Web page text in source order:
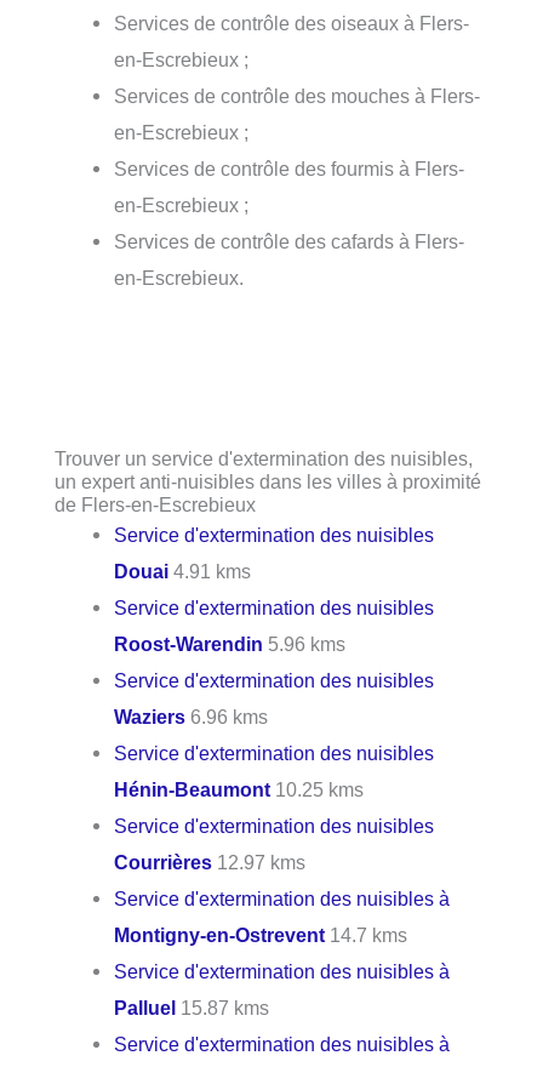
Services de contrôle des oiseaux à Flers-
en-Escrebieux ;
Services de contrôle des mouches à Flers-
en-Escrebieux ;
Services de contrôle des fourmis à Flers-
en-Escrebieux ;
Services de contrôle des cafards à Flers-
en-Escrebieux.
Trouver un service d'extermination des nuisibles,
un expert anti-nuisibles dans les villes à proximité
de Flers-en-Escrebieux
Service d'extermination des nuisibles
Douai 4.91 kms
Service d'extermination des nuisibles
Roost-Warendin 5.96 kms
Service d'extermination des nuisibles
Waziers 6.96 kms
Service d'extermination des nuisibles
Hénin-Beaumont 10.25 kms
Service d'extermination des nuisibles
Courrières 12.97 kms
Service d'extermination des nuisibles à
Montigny-en-Ostrevent 14.7 kms
Service d'extermination des nuisibles à
Palluel 15.87 kms
Service d'extermination des nuisibles à